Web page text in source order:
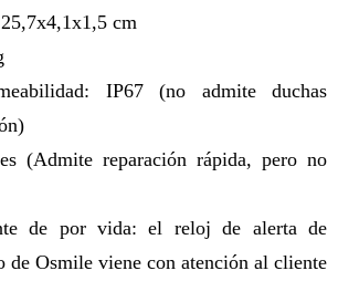
cm
IP67 (no admite duchas
(Admite reparación rápida, pero no
de por vida: el reloj de alerta de
de Osmile viene con atención al cliente